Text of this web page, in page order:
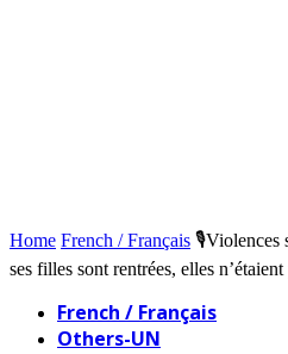
Home French / Français 🎙️Violences
ses filles sont rentrées, elles
French / Français
Others-UN